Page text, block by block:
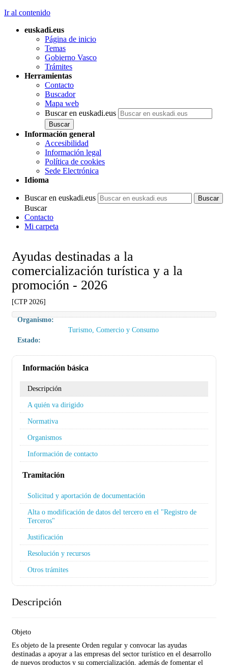
Ir al contenido
euskadi.eus
Página de inicio
Temas
Gobierno Vasco
Trámites
Herramientas
Contacto
Buscador
Mapa web
Buscar en euskadi.eus
Información general
Accesibilidad
Información legal
Política de cookies
Sede Electrónica
Idioma
Buscar en euskadi.eus
Buscar
Contacto
Mi carpeta
Ayudas destinadas a la
comercialización turística y a la
promoción - 2026
[CTP 2026]
Organismo:
Turismo, Comercio y Consumo
Estado:
Información básica
Descripción
A quién va dirigido
Normativa
Organismos
Información de contacto
Tramitación
Solicitud y aportación de documentación
Alta o modificación de datos del tercero en el "Registro de
Terceros"
Justificación
Resolución y recursos
Otros trámites
Descripción
Objeto
Es objeto de la presente Orden regular y convocar las ayudas
destinadas a apoyar a las empresas del sector turístico en el desarrollo
de nuevos productos y su comercialización, además de fomentar el